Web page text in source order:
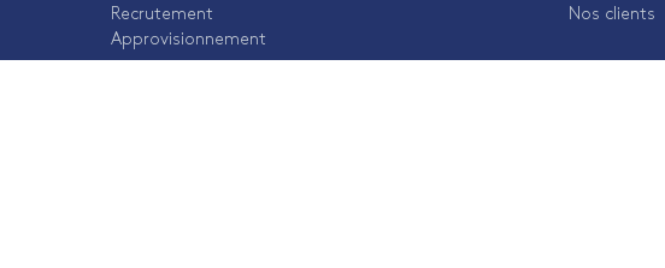
Recrutement
Approvisionnement
Nos clients